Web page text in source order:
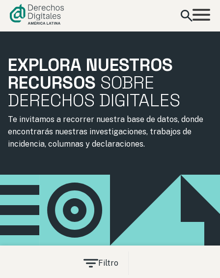
contenido
EXPLORA NUESTROS
RECURSOS SOBRE
DERECHOS DIGITALES
Te invitamos a recorrer nuestra base de datos, donde
encontrarás nuestras investigaciones, trabajos de
incidencia, columnas y declaraciones.
Filtro